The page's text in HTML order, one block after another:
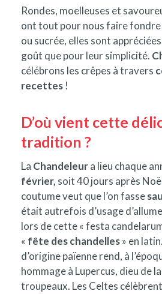
Rondes, moelleuses et
ont tout pour nous faire fondre
ou sucrée, elles sont
goût que pour leur simplicité.
célébrons les crêpes à travers
recettes !
D’où vient cette
tradition ?
La Chandeleura lieu chaque
février, soit 40 jours après
coutume veut que l’on fasse
était autrefois d’usage
lors de cette « festa
« fête des chandelles» en
d’origine païenne rend, à
hommage à Lupercus, dieu de
troupeaux. Les Celtes